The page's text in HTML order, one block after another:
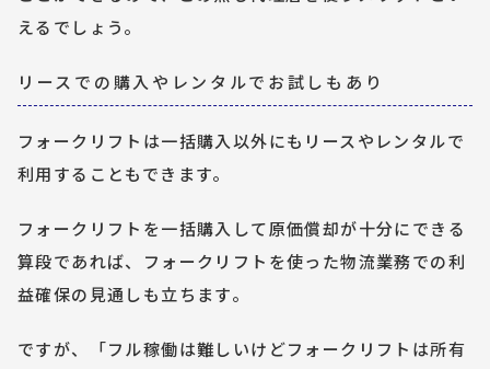
えるでしょう。
リースでの購入やレンタルでお試しもあり
フォークリフトは一括購入以外にもリースやレンタルで
利用することもできます。
フォークリフトを一括購入して原価償却が十分にできる
算段であれば、フォークリフトを使った物流業務での利
益確保の見通しも立ちます。
ですが、「フル稼働は難しいけどフォークリフトは所有